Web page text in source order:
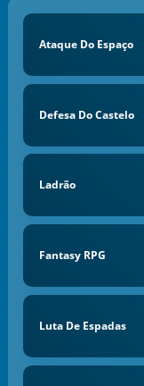
Ataque Do Espaço
Defesa Do Castelo
Ladrão
Fantasy RPG
Luta De Espadas